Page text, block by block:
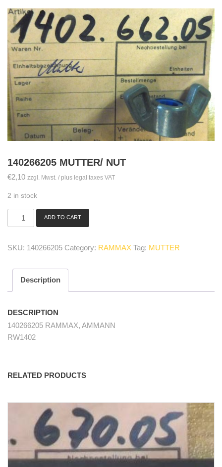
140266205 MUTTER/ NUT
€2,10 zzgl. Mwst. / plus legal taxes VAT
2 in stock
140266205
quantity
ADD TO CART
SKU: 140266205 Category: RAMMAX Tag: MUTTER
Description
DESCRIPTION
140266205 RAMMAX, AMMANN
RW1402
RELATED PRODUCTS